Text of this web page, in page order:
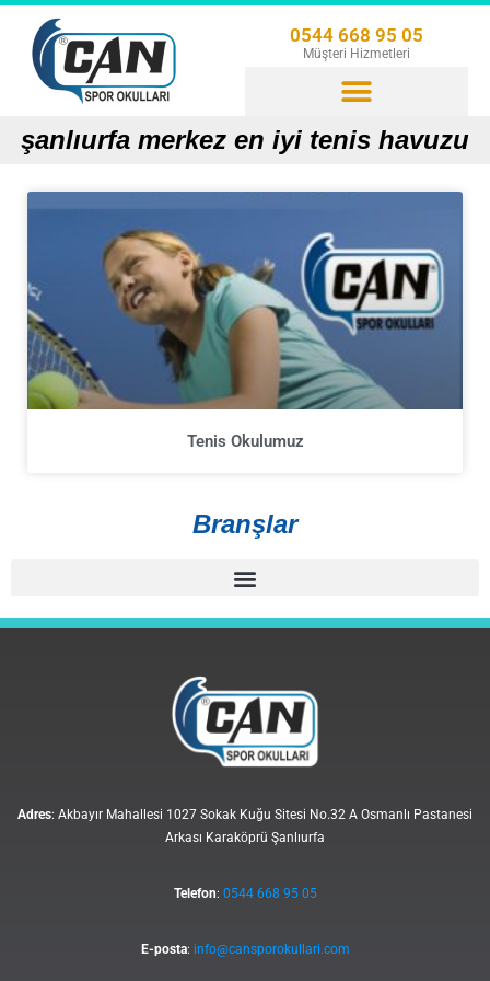
0544 668 95 05
Müşteri Hizmetleri
şanlıurfa merkez en iyi tenis havuzu
Tenis Okulumuz
Branşlar
Adres: Akbayır Mahallesi 1027 Sokak Kuğu Sitesi No.32 A Osmanlı Pastanesi
Arkası Karaköprü Şanlıurfa
Telefon: 0544 668 95 05
E-posta: info@cansporokullari.com